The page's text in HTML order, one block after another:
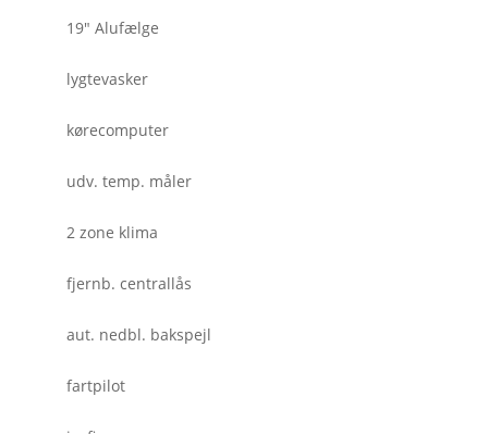
19" Alufælge
lygtevasker
kørecomputer
udv. temp. måler
2 zone klima
fjernb. centrallås
aut. nedbl. bakspejl
fartpilot